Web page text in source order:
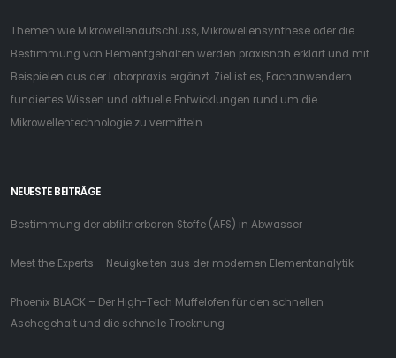
Themen wie Mikrowellenaufschluss, Mikrowellensynthese oder die
Bestimmung von Elementgehalten werden praxisnah erklärt und mit
Beispielen aus der Laborpraxis ergänzt. Ziel ist es, Fachanwendern
fundiertes Wissen und aktuelle Entwicklungen rund um die
Mikrowellentechnologie zu vermitteln.
NEUESTE BEITRÄGE
Bestimmung der abfiltrierbaren Stoffe (AFS) in Abwasser
Meet the Experts – Neuigkeiten aus der modernen Elementanalytik
Phoenix BLACK – Der High-Tech Muffelofen für den schnellen
Aschegehalt und die schnelle Trocknung